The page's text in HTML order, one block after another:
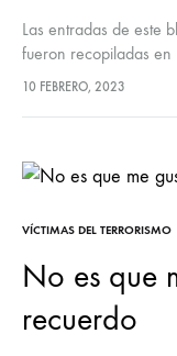
Las entradas de este
fueron recopiladas
en España que fue
10 FEBRERO, 2023
VÍCTIMAS DEL TERRORISMO
No es que
recuerdo